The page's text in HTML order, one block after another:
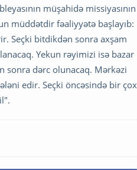
müşahidə missiyasının
müddətdir fəaliyyətə başlayıb:
Seçki bitdikdən sonra axşam
Yekun rəyimizi isə bazar
sonra dərc olunacaq. Mərkəzi
edir. Seçki öncəsində bir çox